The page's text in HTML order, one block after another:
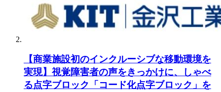
【商業施設初のインクルーシブな移動環境を
実現】視覚障害者の声をきっかけに、しゃべ
る点字ブロック「コード化点字ブロック」を